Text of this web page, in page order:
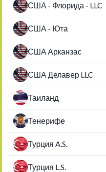
США - Флорида - LLC
США - Юта
США Арканзас
США Делавер LLC
Таиланд
Тенерифе
Турция A.S.
Турция L.S.